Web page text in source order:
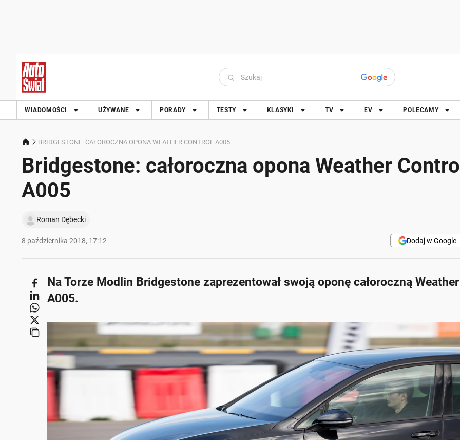
WIADOMOŚCI UŻYWANE PORADY TESTY KLASYKI TV EV POLECAMY
BRIDGESTONE: CAŁOROCZNA OPONA WEATHER CONTROL A005
Bridgestone: całoroczna opona Weather
A005
Roman Dębecki
8 października 2018, 17:12 Dodaj w Google
Na Torze Modlin Bridgestone zaprezentował swoją oponę całoroczną
A005.